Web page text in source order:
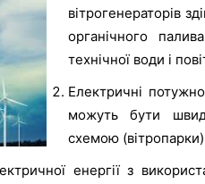
вітрогенераторів
органічного
технічної води і
Електричні
можуть бути
схемою
енергії з